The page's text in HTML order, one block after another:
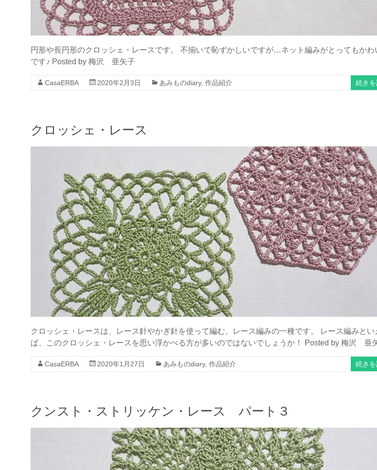
円形や長円形のクロッシェ・レースです。 不揃いで恥ずかしいですが…ネット編みがとってもかわ
です♪ Posted by 梅沢 亜矢子
CasaERBA 2020年2月3日 あみものdiary, 作品紹介 続き
クロッシェ・レース
クロッシェ・レースは、レース針やかぎ針を使って編む、レース編みの一種です。 レース編みとい
ば、このクロッシェ・レースを思い浮かべる方が多いのではないでしょうか！ Posted by 梅沢 亜
CasaERBA 2020年1月27日 あみものdiary, 作品紹介 続き
クンスト・ストリッケン・レース パート３